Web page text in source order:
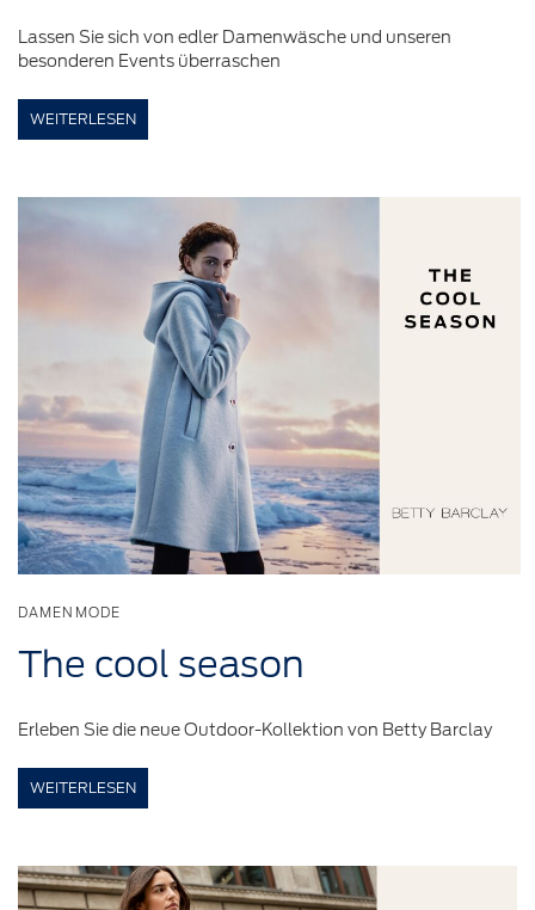
Lassen Sie sich von edler Damenwäsche und unseren
besonderen Events überraschen
WEITERLESEN
DAMENMODE
The cool season
Erleben Sie die neue Outdoor-Kollektion von Betty Barclay
WEITERLESEN